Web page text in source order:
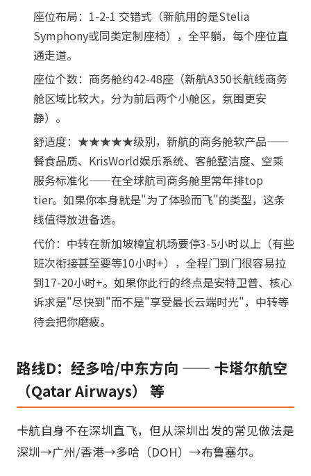
座位布局：1-2-1 交错式（新航用的是Stelia
Symphony或同类定制座椅），全平躺，每个座位直
通走道。
座位个数：商务舱约42-48座（新航A350长航线商务
舱区域比较大，分为前后两个小舱区，氛围更安
静）。
舒适度：★★★★★级别，新航的商务舱软产品——
餐食品质、KrisWorld娱乐系统、客舱整洁度、空乘
服务标准化——在全球航司商务舱里常年排top
tier。如果你本身就是"为了体验而飞"的类型，这条
线值得放进备选。
代价：中转在新加坡樟宜机场要停3-5小时以上（有些
班次衔接甚至要等10小时+），全程门到门很容易拉
到17-20小时+。如果你此行的终点是安特卫普、核心
诉求是"尽快到"而不是"享受最长云端时光"，中转等
待会把你磨疲。
路线D：经多哈/中东方向 —— 卡塔尔航空
（Qatar Airways） 等
卡航自身不在深圳直飞，但从深圳出发的常见做法是
深圳→广州/香港→多哈（DOH）→布鲁塞尔。